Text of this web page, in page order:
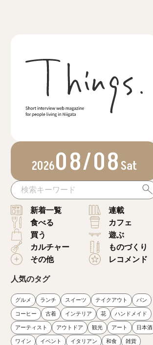
202608/08Sat
新着一覧
連載
食べる
カフェ
買う
遊ぶ
カルチャー
ものづくり
その他
レコメンド
人気のタグ
グルメ ランチ スイーツ テイクアウト パン
コーヒー 古着 インテリア 花 ハンドメイド
アーティスト アウトドア 観光 アート 日本酒
ワイン イベント イタリアン 和食 雑貨